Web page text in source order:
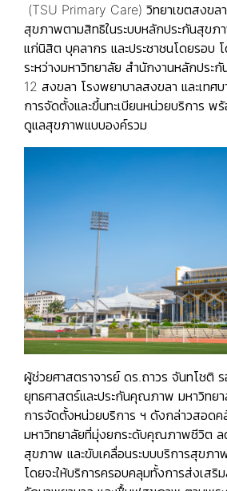
(TSU Primary Care) วิทยาเขตสงขล
สุขภาพตามสิทธิในระบบหลักประกันสุขภ
แก่นิสิต บุคลากร และประชาชนโดยรอบ
ระหว่างมหาวิทยาลัย สำนักงานหลักประ
12 สงขลา โรงพยาบาลสงขลา และเทศบ
การจัดตั้งและขึ้นทะเบียนหน่วยบริการ พ
ดูแลสุขภาพแบบองค์รวม
ผู้ช่วยศาสตราจารย์ ดร.ถาวร จันทโชติ
ยุทธศาสตร์และประกันคุณภาพ มหาวิทย
การจัดตั้งหน่วยบริการ ฯ ดังกล่าวสอด
มหาวิทยาลัยที่มุ่งยกระดับคุณภาพชีวิต ล
สุขภาพ และขับเคลื่อนระบบบริการสุขภ
โดยจะให้บริการครอบคลุมทั้งการส่งเส